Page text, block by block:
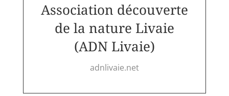
Association découverte
de la nature Livaie
(ADN Livaie)
adnlivaie.net